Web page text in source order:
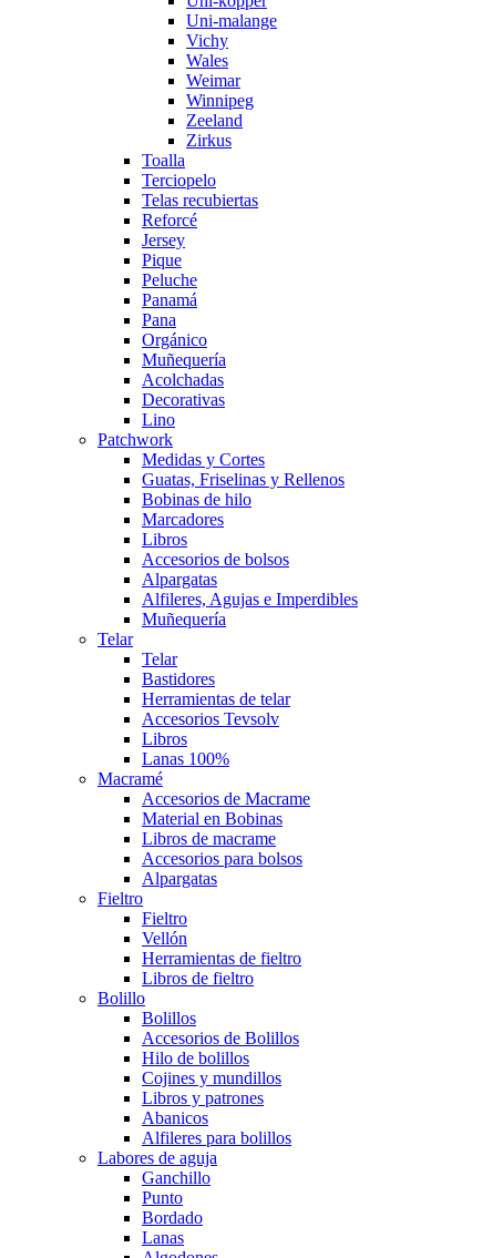
Uni-malange
Vichy
Wales
Weimar
Winnipeg
Zeeland
Zirkus
Toalla
Terciopelo
Telas recubiertas
Reforcé
Jersey
Pique
Peluche
Panamá
Pana
Orgánico
Muñequería
Acolchadas
Decorativas
Lino
Patchwork
Medidas y Cortes
Guatas, Friselinas y Rellenos
Bobinas de hilo
Marcadores
Libros
Accesorios de bolsos
Alpargatas
Alfileres, Agujas e Imperdibles
Muñequería
Telar
Telar
Bastidores
Herramientas de telar
Accesorios Tevsolv
Libros
Lanas 100%
Macramé
Accesorios de Macrame
Material en Bobinas
Libros de macrame
Accesorios para bolsos
Alpargatas
Fieltro
Fieltro
Vellón
Herramientas de fieltro
Libros de fieltro
Bolillo
Bolillos
Accesorios de Bolillos
Hilo de bolillos
Cojines y mundillos
Libros y patrones
Abanicos
Alfileres para bolillos
Labores de aguja
Ganchillo
Punto
Bordado
Lanas